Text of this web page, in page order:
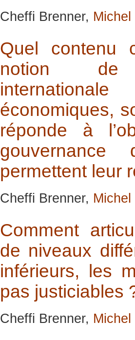
Cheffi Brenner,
Quel contenu
notion de
économiques,
réponde à
permettent leur
Cheffi Brenner,
Comment
de niveaux
inférieurs, les
pas justiciables
Cheffi Brenner,